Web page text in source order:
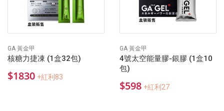
GA 黃金甲
核糖力捷凍 (1盒32包)
$1830 +紅利83
GA 黃金甲
4號太空能量膠-銀膠 (1盒10
包)
$598 +紅利27